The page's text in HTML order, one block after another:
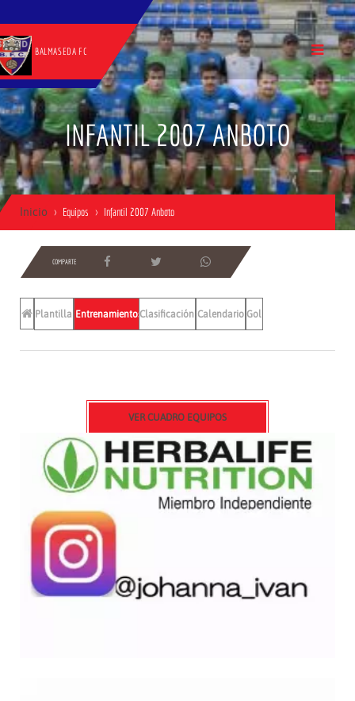
BALMASEDA FC
INFANTIL 2007 ANBOTO
Inicio Equipos Infantil 2007 Anboto
COMPARTE
Plantilla EntrenamientosClasificación Calendario Gol
VER CUADRO EQUIPOS